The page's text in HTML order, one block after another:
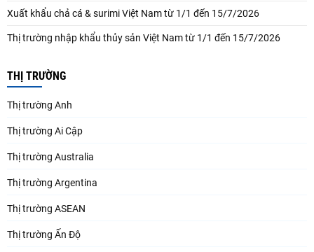
Xuất khẩu chả cá & surimi Việt Nam từ 1/1 đến 15/7/2026
Thị trường nhập khẩu thủy sản Việt Nam từ 1/1 đến 15/7/2026
THỊ TRƯỜNG
Thị trường Anh
Thị trường Ai Cập
Thị trường Australia
Thị trường Argentina
Thị trường ASEAN
Thị trường Ấn Độ